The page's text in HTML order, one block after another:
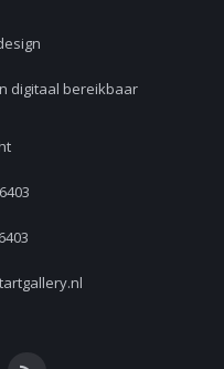
digitaal bereikbaar